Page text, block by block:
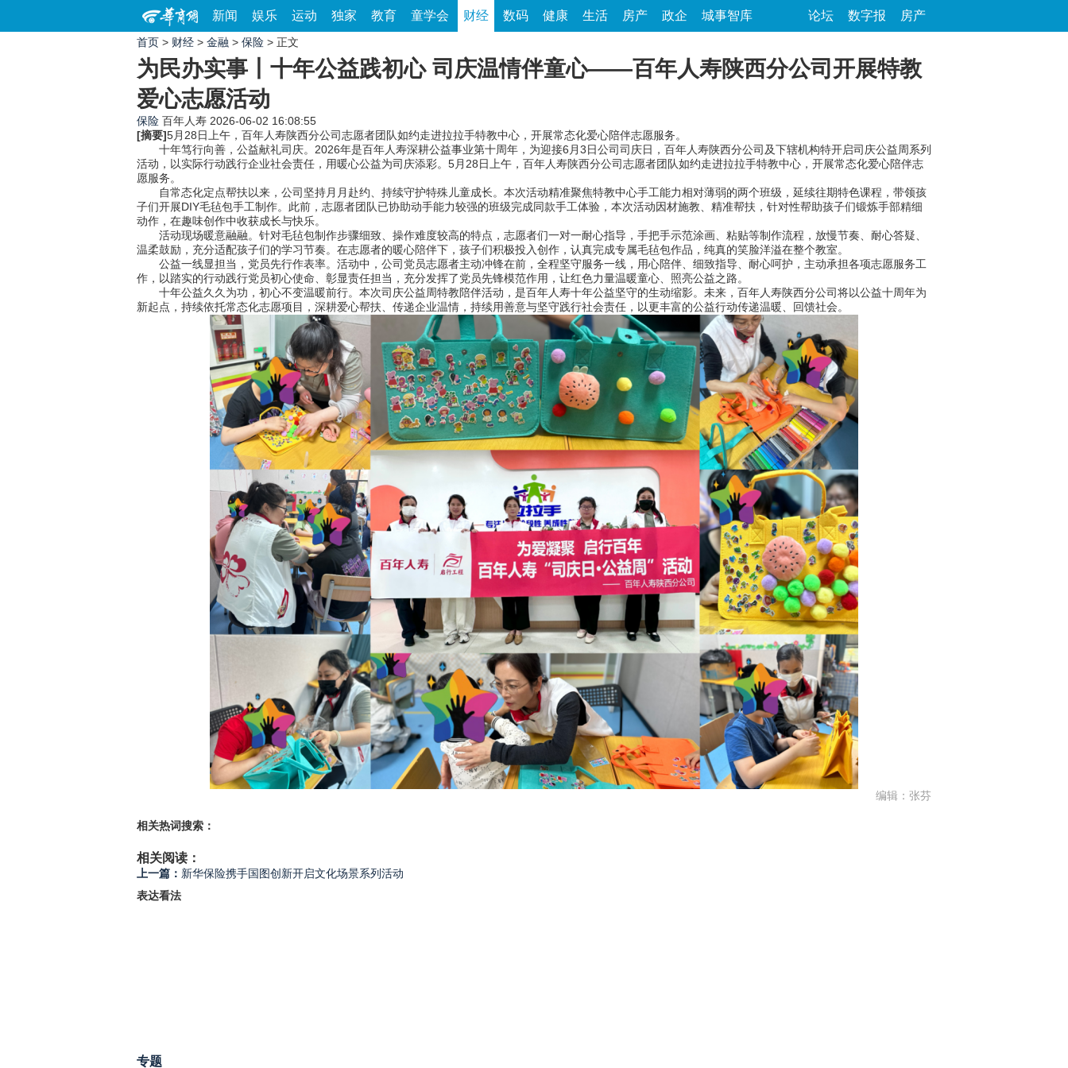
新闻 娱乐 运动 独家 教育 童学会 财经 数码 健康 生活 房产 政企 城事智库 论坛 数字报 房产
首页 > 财经 > 金融 > 保险 > 正文
为民办实事丨十年公益践初心 司庆温情伴童心——百年人寿陕西分公司开展特教
爱心志愿活动
保险 百年人寿 2026-06-02 16:08:55
[摘要]5月28日上午，百年人寿陕西分公司志愿者团队如约走进拉拉手特教中心，开展常态化爱心陪伴志愿服务。
十年笃行向善，公益献礼司庆。2026年是百年人寿深耕公益事业第十周年，为迎接6月3日公司司庆日，百年人寿陕西分公司及下辖机构特开启司庆公益周系列
活动，以实际行动践行企业社会责任，用暖心公益为司庆添彩。5月28日上午，百年人寿陕西分公司志愿者团队如约走进拉拉手特教中心，开展常态化爱心陪伴志
愿服务。
自常态化定点帮扶以来，公司坚持月月赴约、持续守护特殊儿童成长。本次活动精准聚焦特教中心手工能力相对薄弱的两个班级，延续往期特色课程，带领孩
子们开展DIY毛毡包手工制作。此前，志愿者团队已协助动手能力较强的班级完成同款手工体验，本次活动因材施教、精准帮扶，针对性帮助孩子们锻炼手部精细
动作，在趣味创作中收获成长与快乐。
活动现场暖意融融。针对毛毡包制作步骤细致、操作难度较高的特点，志愿者们一对一耐心指导，手把手示范涂画、粘贴等制作流程，放慢节奏、耐心答疑、
温柔鼓励，充分适配孩子们的学习节奏。在志愿者的暖心陪伴下，孩子们积极投入创作，认真完成专属毛毡包作品，纯真的笑脸洋溢在整个教室。
公益一线显担当，党员先行作表率。活动中，公司党员志愿者主动冲锋在前，全程坚守服务一线，用心陪伴、细致指导、耐心呵护，主动承担各项志愿服务工
作，以踏实的行动践行党员初心使命、彰显责任担当，充分发挥了党员先锋模范作用，让红色力量温暖童心、照亮公益之路。
十年公益久久为功，初心不变温暖前行。本次司庆公益周特教陪伴活动，是百年人寿十年公益坚守的生动缩影。未来，百年人寿陕西分公司将以公益十周年为
新起点，持续依托常态化志愿项目，深耕爱心帮扶、传递企业温情，持续用善意与坚守践行社会责任，以更丰富的公益行动传递温暖、回馈社会。
编辑：张芬
相关热词搜索：
相关阅读：
上一篇： 新华保险携手国图创新开启文化场景系列活动
表达看法
专题